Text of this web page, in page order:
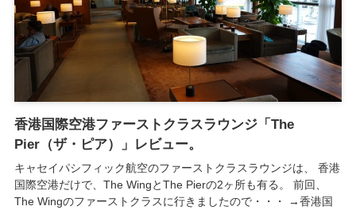
香港国際空港ファーストクラスラウンジ「The
Pier（ザ・ピア）」レビュー。
キャセイパシフィック航空のファーストクラスラウンジは、 香港
国際空港だけで、The WingとThe Pierの2ヶ所も有る。 前回、
The Wingのファーストクラスに行きましたので・・・ →香港国